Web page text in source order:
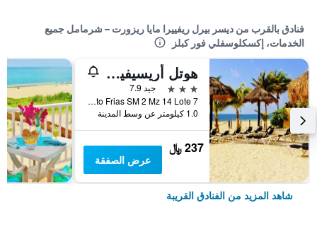
فنادق بالقرب من ديسر بيرل ريفييرا مايا ريزورت – شرمامل جميع
الخدمات، إكسكلوسفلي فور كبلز
هوتل أريسيفيس سويتس
3 نجوم
جيد 7.9
Calle Heriberto Frias SM 2 Mz 14 Lote 7, بويرتو موريلو, ولاية كينتانا رو, المكسيك
1.0 كيلومتر عن وسط المدينة
237 ﷼
عرض الصفقة
شاهد المزيد من الفنادق القريبة